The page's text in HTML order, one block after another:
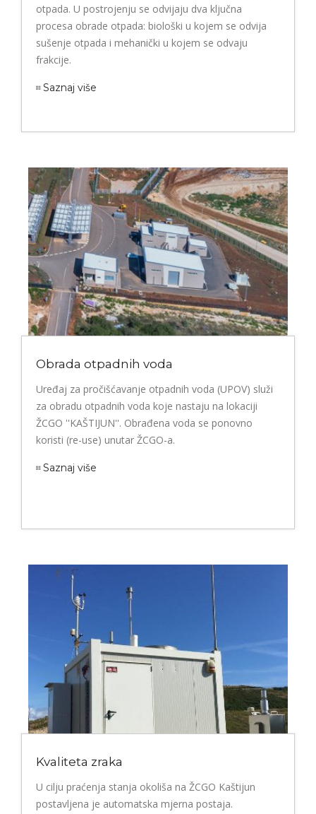
otpada. U postrojenju se odvijaju dva ključna
procesa obrade otpada: biološki u kojem se odvija
sušenje otpada i mehanički u kojem se odvaju
frakcije.
Saznaj više
Obrada otpadnih voda
Uređaj za pročišćavanje otpadnih voda (UPOV) služi
za obradu otpadnih voda koje nastaju na lokaciji
ŽCGO ''KAŠTIJUN''. Obrađena voda se ponovno
koristi (re-use) unutar ŽCGO-a.
Saznaj više
Kvaliteta zraka
U cilju praćenja stanja okoliša na ŽCGO Kaštijun
postavljena je automatska mjerna postaja.